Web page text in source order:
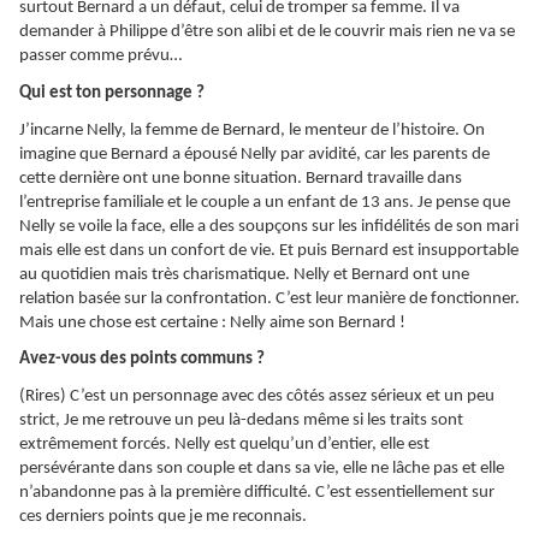
surtout Bernard a un défaut, celui de tromper sa femme. Il va
demander à Philippe d’être son alibi et de le couvrir mais rien ne va se
passer comme prévu…
Qui est ton personnage ?
J’incarne Nelly, la femme de Bernard, le menteur de l’histoire. On
imagine que Bernard a épousé Nelly par avidité, car les parents de
cette dernière ont une bonne situation. Bernard travaille dans
l’entreprise familiale et le couple a un enfant de 13 ans. Je pense que
Nelly se voile la face, elle a des soupçons sur les infidélités de son mari
mais elle est dans un confort de vie. Et puis Bernard est insupportable
au quotidien mais très charismatique. Nelly et Bernard ont une
relation basée sur la confrontation. C’est leur manière de fonctionner.
Mais une chose est certaine : Nelly aime son Bernard !
Avez-vous des points communs ?
(Rires) C’est un personnage avec des côtés assez sérieux et un peu
strict, Je me retrouve un peu là-dedans même si les traits sont
extrêmement forcés. Nelly est quelqu’un d’entier, elle est
persévérante dans son couple et dans sa vie, elle ne lâche pas et elle
n’abandonne pas à la première difficulté. C’est essentiellement sur
ces derniers points que je me reconnais.